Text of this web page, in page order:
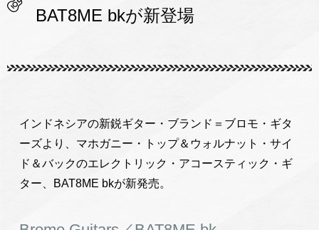
BAT8ME bkが新登場
インドネシアの新鋭ギター・ブランド＝ブロモ・ギタ
ーズより、マホガニー・トップ＆ウォルナット・サイ
ド＆バックのエレクトリック・アコースティック・ギ
ター、BAT8ME bkが新発売。